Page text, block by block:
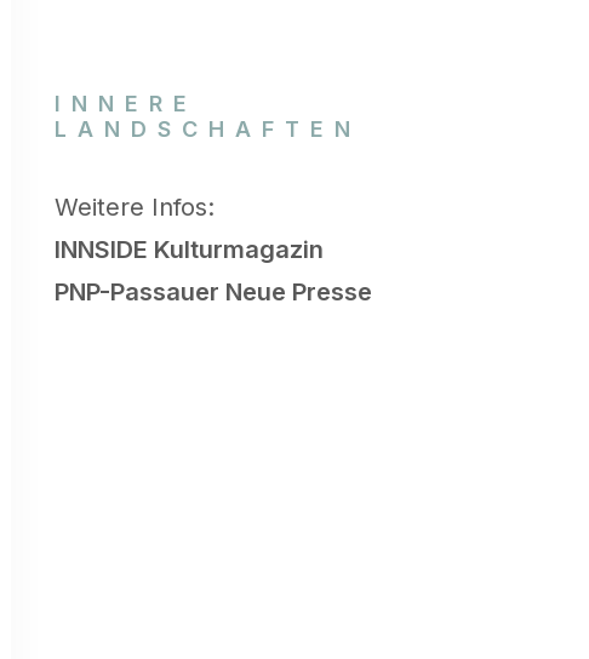
INNERE
LANDSCHAFTEN
Weitere Infos:
INNSIDE Kulturmagazin
PNP-Passauer Neue Presse